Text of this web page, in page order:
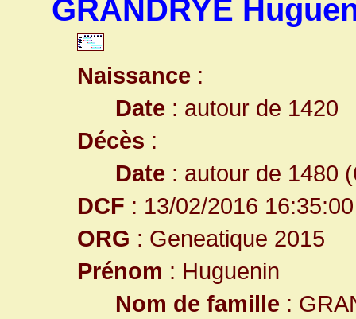
GRANDRYE
Naissance :
Date : autour de 1420
Décès :
Date : autour de 1480
DCF : 13/02/2016 16:35:00
ORG : Geneatique 2015
Prénom : Huguenin
Nom de famille :